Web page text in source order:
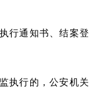
行通知书、结案登
执行的，公安机关